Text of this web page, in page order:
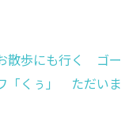
散歩にも行く ゴー
「くぅ」 ただい